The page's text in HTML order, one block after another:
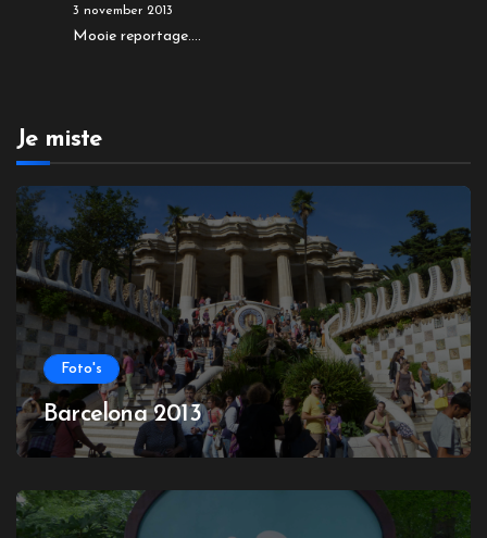
3 november 2013
Mooie reportage....
Je miste
Foto's
Barcelona 2013